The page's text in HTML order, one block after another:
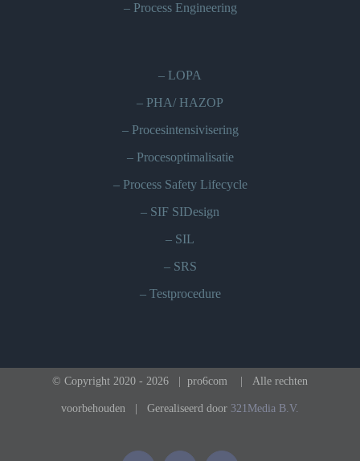
– Process Engineering
– LOPA
– PHA/ HAZOP
– Procesintensivisering
– Procesoptimalisatie
– Process Safety Lifecycle
– SIF SIDesign
– SIL
– SRS
– Testprocedure
© Copyright 2020 - 2026 | pro6com | Alle rechten
voorbehouden | Gerealiseerd door 321Media B.V.